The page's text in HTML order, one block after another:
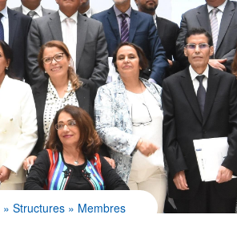
Structures Membres